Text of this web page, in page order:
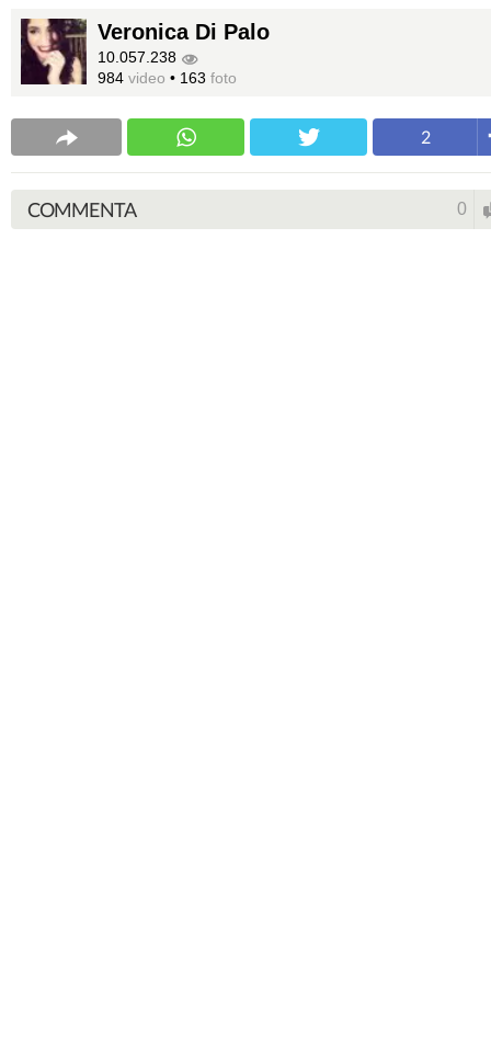
Veronica Di Palo
10.057.238
984 video • 163 foto
2
COMMENTA 0